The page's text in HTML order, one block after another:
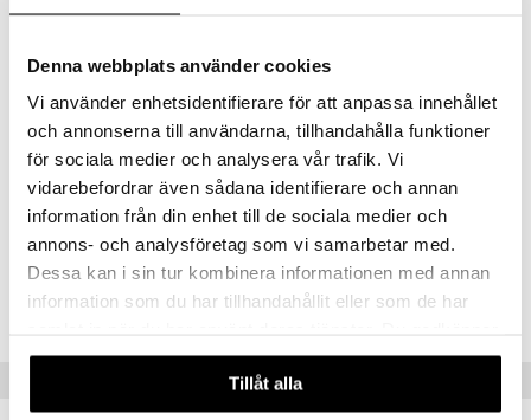
Denna webbplats använder cookies
Vi använder enhetsidentifierare för att anpassa innehållet
och annonserna till användarna, tillhandahålla funktioner
för sociala medier och analysera vår trafik. Vi
vidarebefordrar även sådana identifierare och annan
information från din enhet till de sociala medier och
annons- och analysföretag som vi samarbetar med.
Dessa kan i sin tur kombinera informationen med annan
information som du har tillhandahållit eller som de har
våra cookies vid fortsatt användande av vår webbplats.
Tillåt alla
ACETYLOCTAHYDRONAPHTHALENES, LINALOOL, ACETYL
CEDRENE, CEDRUS ATLANTICA OIL/EXTRACT, POGOSTEMON
CABLIN OIL, CITRAL, PELARGONIUM GRAVEOLENS FLOWER OIL,
LIMONENE, CITRONELLOL, GERANIOL, BETA-CARYOPHYLLENE.
[N6006/A]
Artikelnr
CNXC6-QX-50-XX-XX
Lägsta pris senaste 30 dagarna: 599 kr
Populära produkter